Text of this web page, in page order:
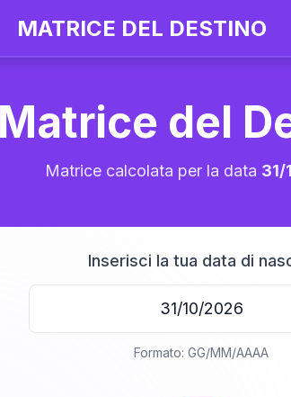
MATRICE DEL DESTINO
Matrice del
Matrice calcolata per la data 31/
Inserisci la tua data di
Formato: GG/MM/AAAA
20